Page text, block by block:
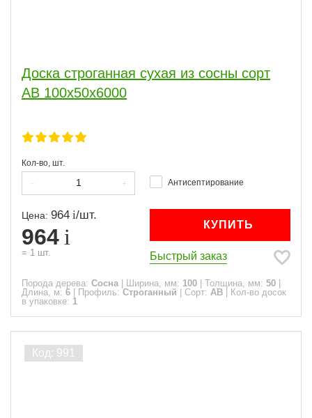
Доска строганная сухая из сосны сорт
АВ 100x50x6000
Кол-во, шт.
Антисептирование
Цена: 964 /шт.
964
= 1 шт.
КУПИТЬ
Быстрый заказ
Порода дерева: Сосна Ширина, мм: 100 Толщина, мм: 50
Длина, м: 6 Профиль: Строганный Сорт: АВ
Кол-во досок
в упаковке: 1